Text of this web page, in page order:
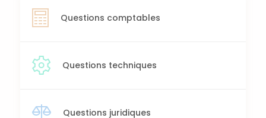
Questions comptables
Questions techniques
Questions juridiques